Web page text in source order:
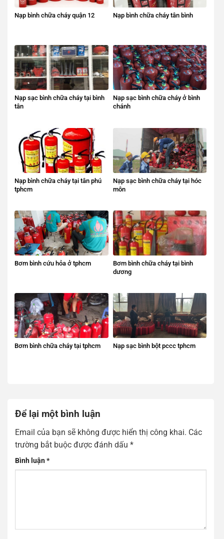
Nạp bình chữa cháy quận 12 Nạp bình chữa cháy tân bình
Nạp sạc bình chữa cháy tại bình
tân
Nạp sạc bình chữa cháy ở bình
chánh
Nạp bình chữa cháy tại tân phú
tphcm
Nạp sạc bình chữa cháy tại hóc
môn
Bơm bình cứu hỏa ở tphcm
Bơm bình chữa cháy tại bình
dương
Bơm bình chữa cháy tại tphcm Nạp sạc bình bột pccc tphcm
Để lại một bình luận
Email của bạn sẽ không được hiển thị công khai. Các
trường bắt buộc được đánh dấu *
Bình luận*